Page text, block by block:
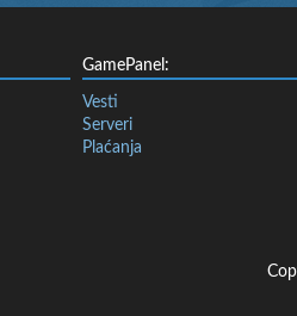
GamePanel:
Vesti
Serveri
Plaćanja